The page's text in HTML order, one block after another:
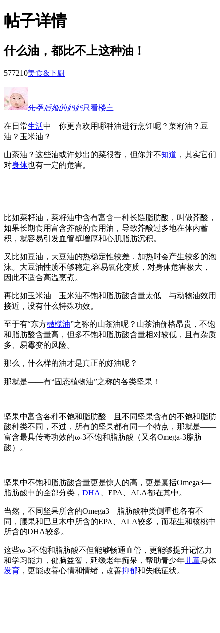
帖子详情
什么油，都比不上这种油！
577210美食&下厨
先孕后婚的妈妈只看楼主
在日常生活中，你更喜欢用哪种油进行烹饪呢？菜籽油？豆
油？玉米油？
山茶油？这些油或许炒出的菜很香，但你并不知道 ，其实它们
对身体也有一定的危害。
比如菜籽油，菜籽油中含有富含一种长链脂肪酸，叫做芥酸，
如果长期食用富含芥酸的食用油，导致芥酸过多地在体内蓄
积，就容易引发血管壁增厚和心肌脂肪沉积。
又比如豆油，大豆油的热稳定性较差．加热时会产生较多的泡
沫。大豆油性质不够稳定,容易氧化变质，对身体危害极大，
因此不适合高温烹煮。
再比如玉米油，玉米油不饱和脂肪酸含量太低，与动物油效用
接近，没有什么特殊功效。
至于有“东方橄榄油”之称的山茶油呢？山茶油价格昂贵，不饱
和脂肪酸含量高，但多不饱和脂肪酸含量相对较低，且有杂质
多、易霉变的风险。
那么，什么样的油才是真正的好油呢？
那就是——有“固态植物油”之称的各类坚果！
坚果中富含各种不饱和脂肪酸，且不同坚果含有的不饱和脂肪
酸种类不同，不过，所有的坚果都有同一个特点，那就是——
富含最具传奇功效的ω-3不饱和脂肪酸（又名Omega-3脂肪
酸）。
坚果中不饱和脂肪酸含量更是惊人的高，更是囊括Omega3—
脂肪酸中的全部分类， DHA 、EPA、ALA都在其中。
当然，不同坚果所含的Omega3—脂肪酸种类侧重也各有不
同，腰果和巴旦木中所含的EPA、ALA较多，而花生和核桃中
所含的DHA较多。
这些ω-3不饱和脂肪酸不但能够畅通血管，更能够提升记忆力
和学习能力，健脑益智，延缓老年痴呆，帮助青少年 儿童身体
发育 ，更能改善心情和情绪，改善抑郁和失眠症状。